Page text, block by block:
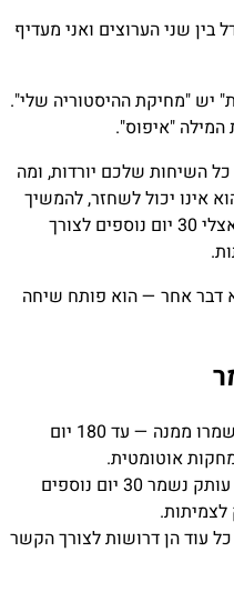
שני הערוצים ואני מעדיף
יש "מחיקת ההיסטוריה שלי".
"איפוס".
השיחות שלכם יורדות, ומה
אינו יכול לשחזר, להמשיך
או להיזכר. עותק של השיחה נשמר אצלי 30 יום נוספים לצורך
דבר אחר — הוא פותח שיחה
שיחה עם העוזר והעובדות שנשמרו ממנה — עד 180 יום
אוטומטית.
שיחה שנמחקה לבקשתכם — עותק נשמר 30 יום נוספים
לצמיתות.
עוד הן דרושות לצורך הקשר